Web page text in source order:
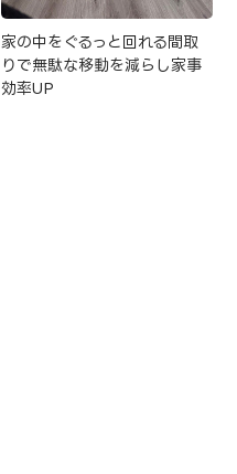
家の中をぐるっと回れる間取
りで無駄な移動を減らし家事
効率UP